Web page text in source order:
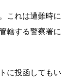
これは遭難時に
轄する警察署に
に投函してもい